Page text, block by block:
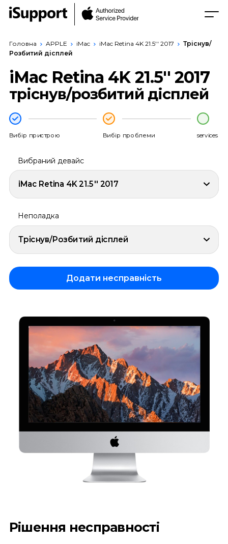
Головна APPLE iMac iMac Retina 4K 21.5'' 2017
Тріснув/
Розбитий дісплей
iMac Retina 4K 21.5'' 2017
тріснув/розбитий дісплей
Вибір пристрою Вибір проблеми services
Вибраний девайс
iMac Retina 4K 21.5'' 2017
Неполадка
Тріснув/Розбитий дісплей
Додати несправність
Рішення несправності